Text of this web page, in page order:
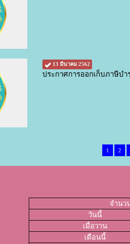
13 มีนาคม 2562
ประกาศการออกเก็บภาษีบ
1 2
จำนว
วันนี้
เมื่อวาน
เดือนนี้